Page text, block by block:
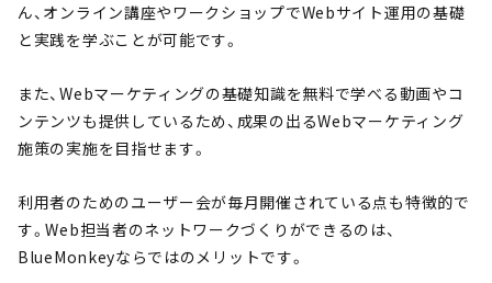
ん、オンライン講座やワークショップでWebサイト運用の基礎
と実践を学ぶことが可能です。
また、Webマーケティングの基礎知識を無料で学べる動画やコ
ンテンツも提供しているため、成果の出るWebマーケティング
施策の実施を目指せます。
利用者のためのユーザー会が毎月開催されている点も特徴的で
す。Web担当者のネットワークづくりができるのは、
BlueMonkeyならではのメリットです。